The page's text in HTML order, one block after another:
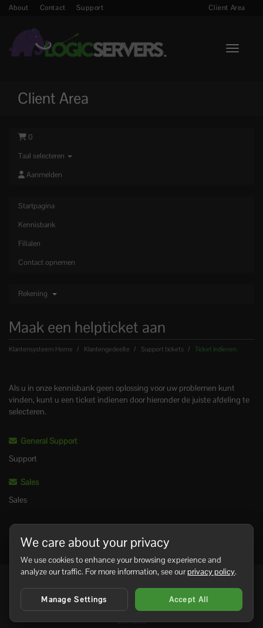
About Contact Support Client Area
Toggle
Client Area
0
Taal selecteren
Aanmelden
Startpagina
Kennisbank
Filialen
Contact opnemen
Rekening
Maak een helpticket aan
Klantensysteem Home Klantengedeelte Support tickets Ticket indienen
Als u in onze kennisbank geen oplossing voor uw problemen kunt
vinden, kunt u een ticket indienen door hieronder de juiste afdeling te
selecteren.
General Support
Support
Sales
Sales
Domains
We care about your privacy
We use cookies to enhance your browsing experience and
analyze our traffic. For more information, see ourprivacy policy.
Manage Settings Accept All